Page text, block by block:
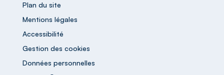
Plan du site
Mentions légales
Accessibilité
Gestion des cookies
Données personnelles